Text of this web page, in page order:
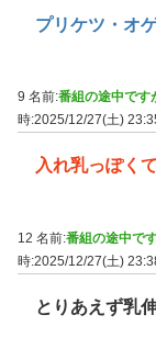
プリケツ・オ
9 名前:番組の途中です
時:2025/12/27(土)
入れ乳っぽく
12 名前:番組の途中で
時:2025/12/27(土)
とりあえず乳